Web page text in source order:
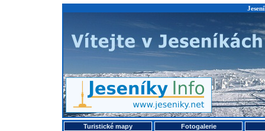
Turistické mapy
Fotogalerie